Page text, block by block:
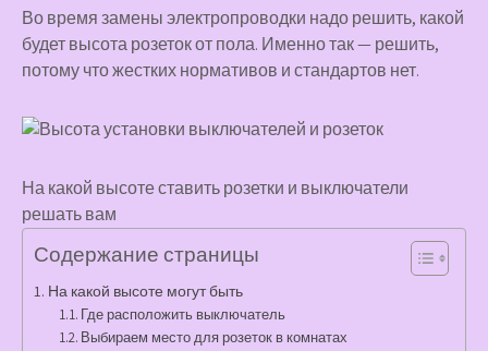
Во время замены электропроводки надо решить, какой
будет высота розеток от пола. Именно так — решить,
потому что жестких нормативов и стандартов нет.
На какой высоте ставить розетки и выключатели
решать вам
Содержание страницы
На какой высоте могут быть
Где расположить выключатель
Выбираем место для розеток в комнатах